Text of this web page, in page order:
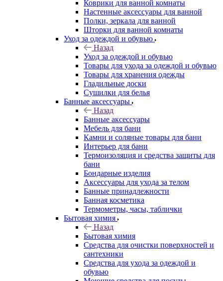
Коврики для ванной комнаты
Настенные аксессуары для ванной
Полки, зеркала для ванной
Шторки для ванной комнаты
Уход за одеждой и обувью
Назад
Уход за одеждой и обувью
Товары для ухода за одеждой и обувью
Товары для хранения одежды
Гладильные доски
Сушилки для белья
Банные аксессуары
Назад
Банные аксессуары
Мебель для бани
Камни и соляные товары для бани
Интерьер для бани
Термоизоляция и средства защиты для
бани
Бондарные изделия
Аксеcсуары для ухода за телом
Банные принадлежности
Банная косметика
Термометры, часы, таблички
Бытовая химия
Назад
Бытовая химия
Средства для очистки поверхностей и
сантехники
Средства для ухода за одеждой и
обувью